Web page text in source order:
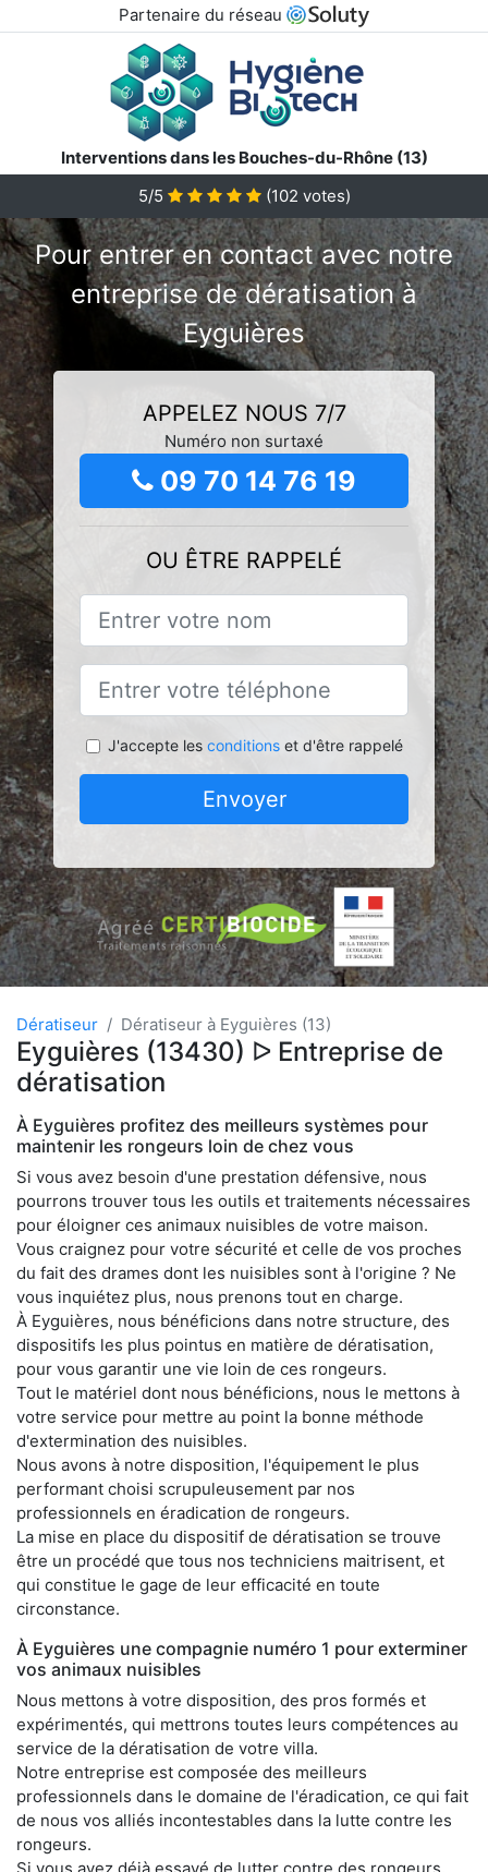
Partenaire du réseau
Interventions dans les Bouches-du-Rhône (13)
5/5
(102 votes)
Pour entrer en contact avec notre
entreprise de dératisation à
Eyguières
APPELEZ NOUS 7/7
Numéro non surtaxé
09 70 14 76 19
OU ÊTRE RAPPELÉ
J'accepte les conditionset d'être rappelé
Envoyer
Dératiseur Dératiseur à Eyguières (13)
Eyguières (13430) ᐅ Entreprise de
dératisation
À Eyguières profitez des meilleurs systèmes pour
maintenir les rongeurs loin de chez vous
Si vous avez besoin d'une prestation défensive, nous
pourrons trouver tous les outils et traitements nécessaires
pour éloigner ces animaux nuisibles de votre maison.
Vous craignez pour votre sécurité et celle de vos proches
du fait des drames dont les nuisibles sont à l'origine ? Ne
vous inquiétez plus, nous prenons tout en charge.
À Eyguières, nous bénéficions dans notre structure, des
dispositifs les plus pointus en matière de dératisation,
pour vous garantir une vie loin de ces rongeurs.
Tout le matériel dont nous bénéficions, nous le mettons à
votre service pour mettre au point la bonne méthode
d'extermination des nuisibles.
Nous avons à notre disposition, l'équipement le plus
performant choisi scrupuleusement par nos
professionnels en éradication de rongeurs.
La mise en place du dispositif de dératisation se trouve
être un procédé que tous nos techniciens maitrisent, et
qui constitue le gage de leur efficacité en toute
circonstance.
À Eyguières une compagnie numéro 1 pour exterminer
vos animaux nuisibles
Nous mettons à votre disposition, des pros formés et
expérimentés, qui mettrons toutes leurs compétences au
service de la dératisation de votre villa.
Notre entreprise est composée des meilleurs
professionnels dans le domaine de l'éradication, ce qui fait
de nous vos alliés incontestables dans la lutte contre les
rongeurs.